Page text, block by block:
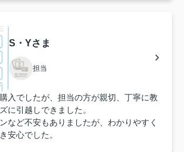
S・Yさま
担当
入でしたが、担当の方が親切、丁寧に教
に引越しできました。
など不安もありましたが、わかりやすく
安心でした。